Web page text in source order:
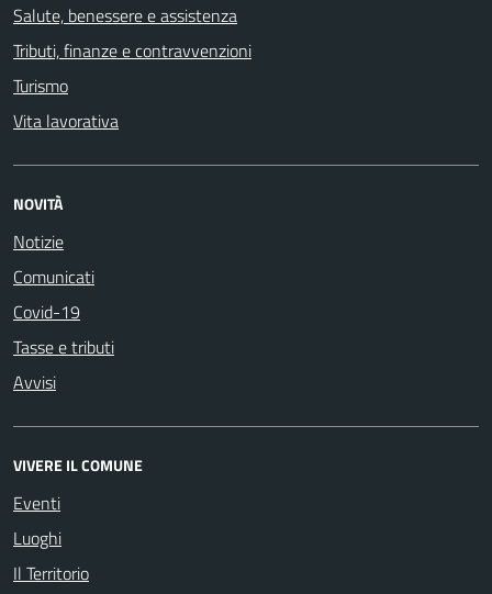
Salute, benessere e assistenza
Tributi, finanze e contravvenzioni
Turismo
Vita lavorativa
NOVITÀ
Notizie
Comunicati
Covid-19
Tasse e tributi
Avvisi
VIVERE IL COMUNE
Eventi
Luoghi
Il Territorio